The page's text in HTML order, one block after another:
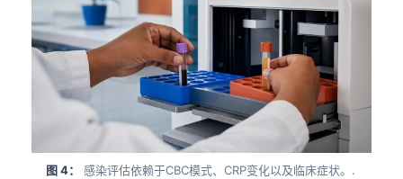
图 4： 感染评估依赖于CBC模式、CRP变化以及临床症状。.